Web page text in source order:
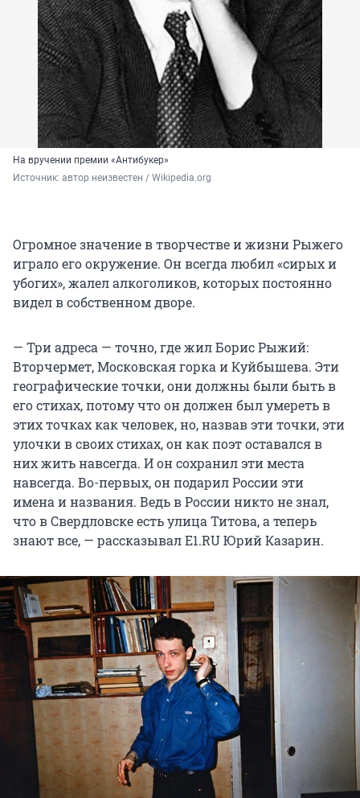
На вручении премии «Антибукер»
Источник: автор неизвестен / Wikipedia.org
Огромное значение в творчестве и жизни Рыжего
играло его окружение. Он всегда любил «сирых и
убогих», жалел алкоголиков, которых постоянно
видел в собственном дворе.
— Три адреса — точно, где жил Борис Рыжий:
Вторчермет, Московская горка и Куйбышева. Эти
географические точки, они должны были быть в
его стихах, потому что он должен был умереть в
этих точках как человек, но, назвав эти точки, эти
улочки в своих стихах, он как поэт оставался в
них жить навсегда. И он сохранил эти места
навсегда. Во-первых, он подарил России эти
имена и названия. Ведь в России никто не знал,
что в Свердловске есть улица Титова, а теперь
знают все, — рассказывал Е1.RU Юрий Казарин.